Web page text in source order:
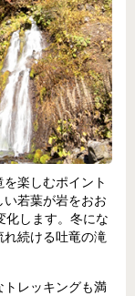
楽しむポイント
若葉が岩をおお
化します。冬にな
れ続ける吐竜の滝
トレッキングも満